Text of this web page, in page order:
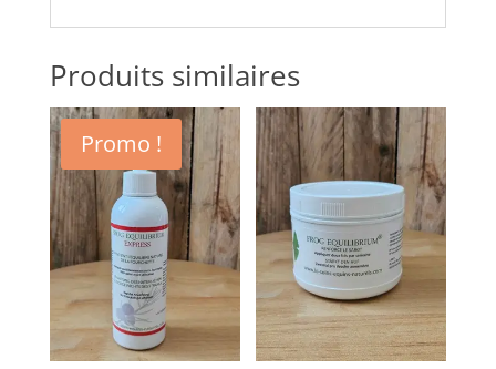
Produits similaires
Promo !